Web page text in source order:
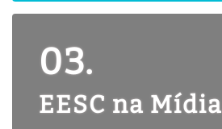
03.
EESC na Mídia